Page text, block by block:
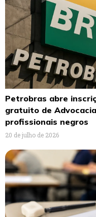
Petrobras abre
gratuito de
profissionais negros
20 de julho de 2026